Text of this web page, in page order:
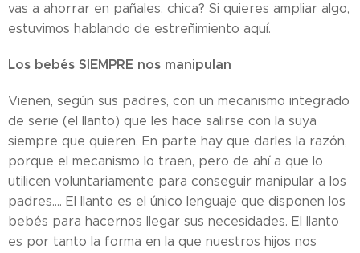
vas a ahorrar en pañales, chica? Si quieres ampliar algo,
estuvimos hablando de estreñimiento aquí.
Los bebés SIEMPRE nos manipulan
Vienen, según sus padres, con un mecanismo integrado
de serie (el llanto) que les hace salirse con la suya
siempre que quieren. En parte hay que darles la razón,
porque el mecanismo lo traen, pero de ahí a que lo
utilicen voluntariamente para conseguir manipular a los
padres.... El llanto es el único lenguaje que disponen los
bebés para hacernos llegar sus necesidades. El llanto
es por tanto la forma en la que nuestros hijos nos